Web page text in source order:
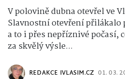
V polovině dubna otevřel ve
Slavnostní otevření přilákalo
a to i přes nepříznivé počasí,
za skvělý výsle...
REDAKCE IVLASIM.CZ 01. 03.